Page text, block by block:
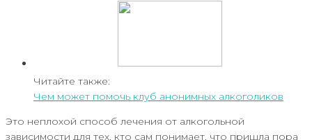
Читайте также:
Чем может помочь клуб анонимных алкоголиков
Это неплохой способ лечения от алкогольной
зависимости для тех, кто сам понимает, что пришла пора